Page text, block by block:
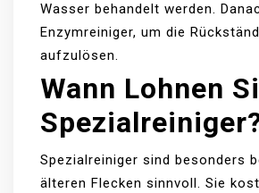
Wasser behandelt werden.
Enzymreiniger, um die
aufzulösen.
Wann Lohnen
Spezialreiniger sind besonders
älteren Flecken sinnvoll. Sie